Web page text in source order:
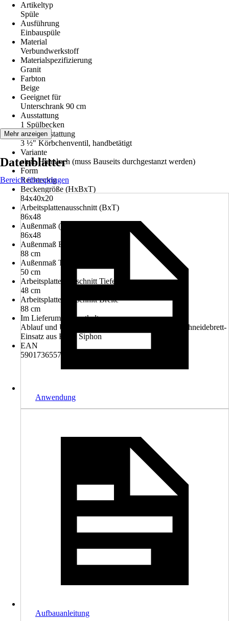
Artikeltyp
Spüle
Ausführung
Einbauspüle
Material
Verbundwerkstoff
Materialspezifizierung
Granit
Farbton
Beige
Geeignet für
Unterschrank 90 cm
Ausstattung
1 Spülbecken
Ventilausstattung
3 ½" Körbchenventil, handbetätigt
Variante
ohne Hahnloch (muss Bauseits durchgestanzt werden)
Form
Rechteckig
Beckengröße (HxBxT)
84x40x20
Arbeitsplattenausschnitt (BxT)
86x48
Außenmaß (BxT)
86x48
Außenmaß Breite
88 cm
Außenmaß Tiefe
50 cm
Arbeitsplattenausschnitt Tiefe
48 cm
Arbeitsplattenausschnitt Breite
88 cm
Im Lieferumfang enthalten
Ablauf und Überlaufgarnitur, Einbauspülbecken, Schneidebrett-
Einsatz aus Holz, Siphon
EAN
5901736557989
Mehr anzeigen
Datenblätter
Bereich überspringen
Anwendung
Aufbauanleitung